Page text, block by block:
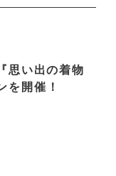
思い出の着物
を開催！